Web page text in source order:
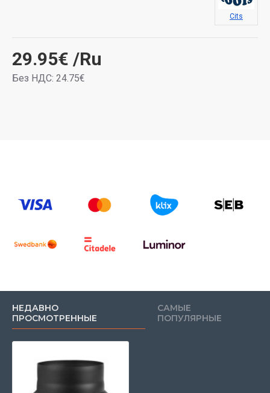
29.95€ /Ru
Без НДС: 24.75€
Cits
НЕДАВНО
ПРОСМОТРЕННЫЕ
САМЫЕ
ПОПУЛЯРНЫЕ